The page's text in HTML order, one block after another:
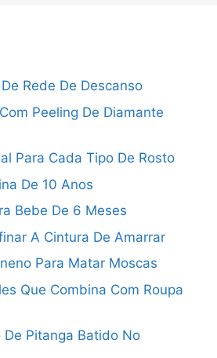
Rede De Descanso
Peeling De Diamante
Para Cada Tipo De Rosto
De 10 Anos
Bebe De 6 Meses
A Cintura De Amarrar
Para Matar Moscas
Que Combina Com Roupa
De Pitanga Batido No